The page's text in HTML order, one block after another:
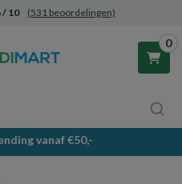
/ 10 (531 beoordelingen)
0
vanaf €50,-